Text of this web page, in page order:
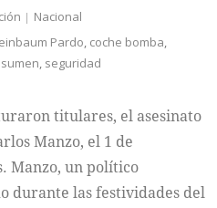
Nacional
Pardo, coche bomba,
, seguridad
titulares, el asesinato
Manzo, el 1 de
Manzo, un político
durante las festividades del